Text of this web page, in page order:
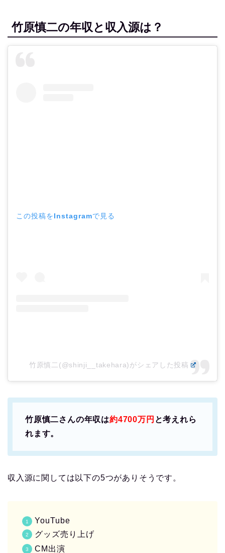
竹原慎二の年収と収入源は？
この投稿をInstagramで見る
竹原慎二(@shinji__takehara)がシェアした投稿
竹原慎二さんの年収は約4700万円 と考えれら
れます。
収入源に関しては以下の5つがありそうです。
YouTube
グッズ売り上げ
CM出演